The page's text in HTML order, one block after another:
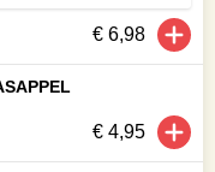
€ 6,98
€ 4,95